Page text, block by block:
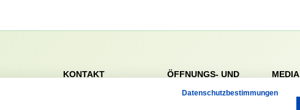
Datenschutzbestimmungen
KONTAKT
ÖFFNUNGS- UND
MEDIA